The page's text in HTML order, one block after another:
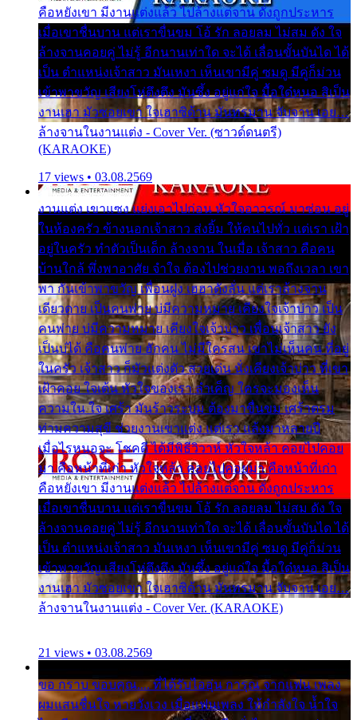
คือหยังเขา มีงานแต่งแล้ว ไปล้างแต่จาน ดั่งถูกประหาร
เมื่อเขาชื่นบาน แต่เราขื่นขม โอ้ รัก ลอยลม ไม่สม ดัง ใจ
ล้างจานคอยคู่ ไม่รู้ อีกนานเท่าใด จะได้ เลื่อนขั้นบันได ได้
เป็น ตำแหน่งเจ้าสาว มันเหงา เห็นเขามีคู่ ซมดู มีคู่ก็ม่วน
เข้าพาขวัญ เสียงโห่ตึงตึง มันซึ้ง อยู่แก่ใจ มื้อใด๋หนอ สิเป็น
งานเฮา มัวซอยเขา ใจเฮาซิด้าน มันทรมาน จับจาน เอย…
ล้างจานในงานแต่ง - Cover Ver. (ซาวด์ดนตรี)
(KARAOKE)
17 views • 03.08.2569
งานแต่ง เขาแซง แย่งเอาไปก่อน หัวใจอาวรณ์ มาซ่อน อยู่
ในห้องครัว ข้างนอกเจ้าสาว ส่งยิ้ม ให้คนไปทั่ว แต่เรา เฝ้า
อยู่ในครัว ทำตัวเป็นเด็ก ล้างจาน ในเมื่อ เจ้าสาว คือคน
บ้านใกล้ พึ่งพาอาศัย จำใจ ต้องไปช่วยงาน พอถึงเวลา เขา
พา กันเข้าพาขวัญ เพื่อนฝูง เฮฮาดังลั่น แต่เราล้างจาน
เดียวดาย เป็นคนพ่าย บ่มีความหมาย เคียงใจเจ้าบ่าว เป็น
คนพ่าย บ่มีความหมาย เคียงใจเจ้าบ่าว เพื่อนเจ้าสาว ยัง
เป็นบ่ได้ คือคนพ่าย ฮักคน ไม่มีใครสน เขาไม่เห็นคน ที่อยู่
ในครัว เจ้าสาว ก็มัวแต่งตัว สวยเด่น นั่งเคียงเจ้าบ่าว ที่เขา
เฝ้าคอย ใจเต้น หัวใจของเรา ลำเค็ญ ใครจะมองเห็น
ความใน ใจ เศร้า มันร้าวระบม ต้องมาขื่นขม เศร้าตรม
ท่ามความสุขี ช่วยงานเขาแต่ง แต่เรา แล้งมาหลายปี
เมื่อไรหนอจะ โชคดี ได้มีพิธีวิวาห์ หัวใจหล้า คอยไปคอย
มา คือหน้าที่เก่า หัวใจหล้า คอยไปคอยมา คือหน้าที่เก่า
คือหยังเขา มีงานแต่งแล้ว ไปล้างแต่จาน ดั่งถูกประหาร
เมื่อเขาชื่นบาน แต่เราขื่นขม โอ้ รัก ลอยลม ไม่สม ดัง ใจ
ล้างจานคอยคู่ ไม่รู้ อีกนานเท่าใด จะได้ เลื่อนขั้นบันได ได้
เป็น ตำแหน่งเจ้าสาว มันเหงา เห็นเขามีคู่ ซมดู มีคู่ก็ม่วน
เข้าพาขวัญ เสียงโห่ตึงตึง มันซึ้ง อยู่แก่ใจ มื้อใด๋หนอ สิเป็น
งานเฮา มัวซอยเขา ใจเฮาซิด้าน มันทรมาน จับจาน เอย…
ล้างจานในงานแต่ง - Cover Ver. (KARAOKE)
21 views • 03.08.2569
ขอ กราบ ขอบคุณ.... ที่ได้รับไออุ่น การุณ จากแฟน เพลง
ผมแสนชื่นใจ หายวังเวง เมื่อแฟนเพลง ให้กำลังใจ น้ำใจ